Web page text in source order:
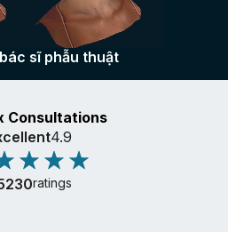
sĩ phẫu thuật
Consultations
4.9
ratings